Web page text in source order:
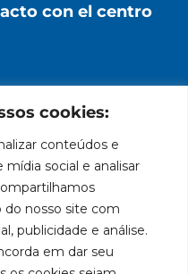
cookies:
conteúdos e
social e analisar
do nosso site com
publicidade e análise.
em dar seu
con el centro
Ubicación
– Anexo
96
Redes
sociales
LinkedIn